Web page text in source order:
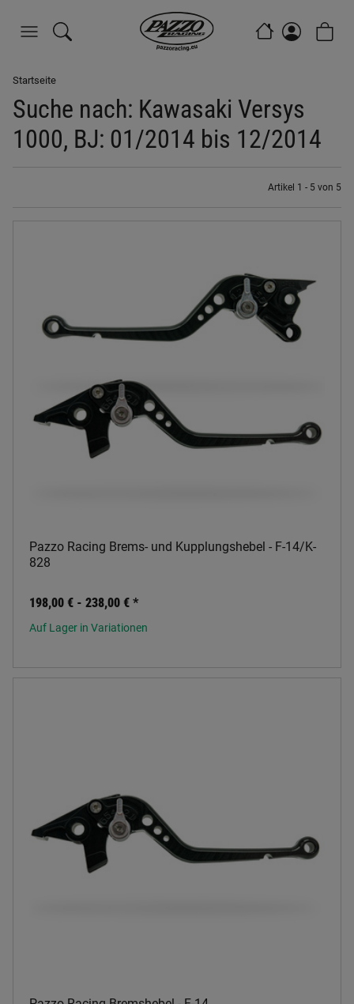
Startseite
Suche nach: Kawasaki Versys
1000, BJ: 01/2014 bis 12/2014
Artikel 1 - 5 von 5
Pazzo Racing Brems- und Kupplungshebel - F-14/K-
828
198,00 € - 238,00 € *
Auf Lager in Variationen